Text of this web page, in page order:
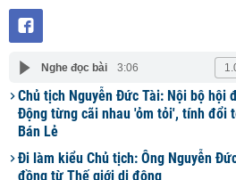
Nghe đọc bài 3:06
Chủ tịch Nguyễn Đức Tài: Nội bộ hội
Động từng cãi nhau 'ỏm tỏi', tính đổi
Bán Lẻ
Đi làm kiểu Chủ tịch: Ông Nguyễn
đồng từ Thế giới di động